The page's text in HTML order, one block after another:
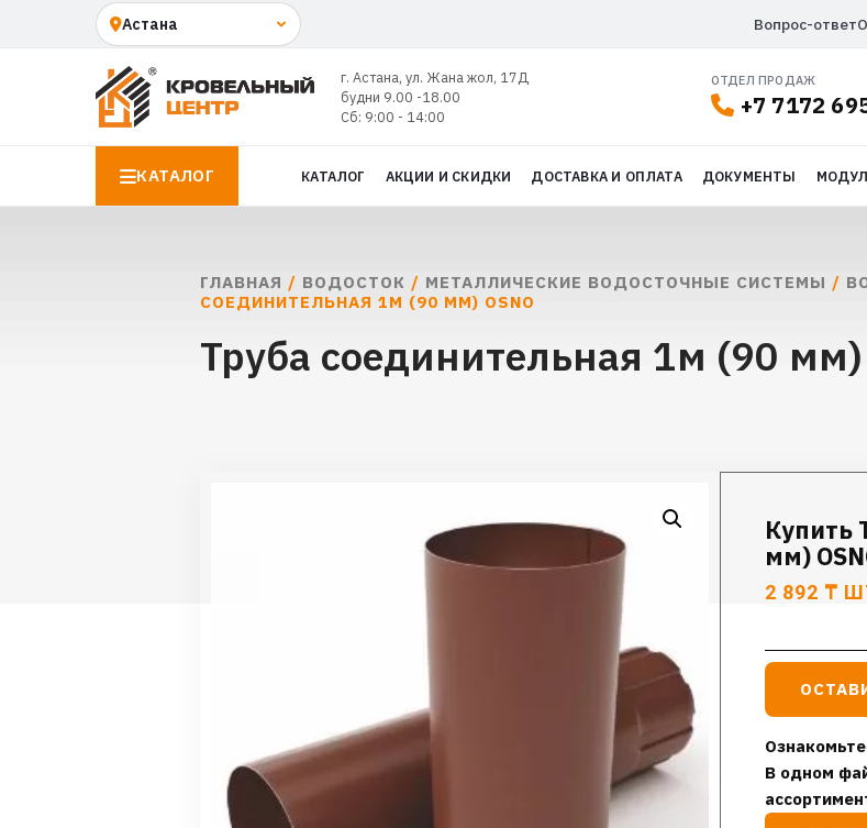
Вопрос-ответ
г. Астана, ул. Жана жол, 17Д
будни 9.00 -18.00
Сб: 9:00 - 14:00
ОТДЕЛ ПРОДАЖ
+7 7172
КАТАЛОГ КАТАЛОГ АКЦИИ И СКИДКИ ДОСТАВКА И ОПЛАТА ДОКУМЕНТЫ
ГЛАВНАЯ / ВОДОСТОК / МЕТАЛЛИЧЕСКИЕ ВОДОСТОЧНЫЕ СИСТЕМЫ /
СОЕДИНИТЕЛЬНАЯ 1М (90 ММ) OSNO
Труба соединительная 1м (90 мм)
Купить
мм)
2 892 ₸
В одном